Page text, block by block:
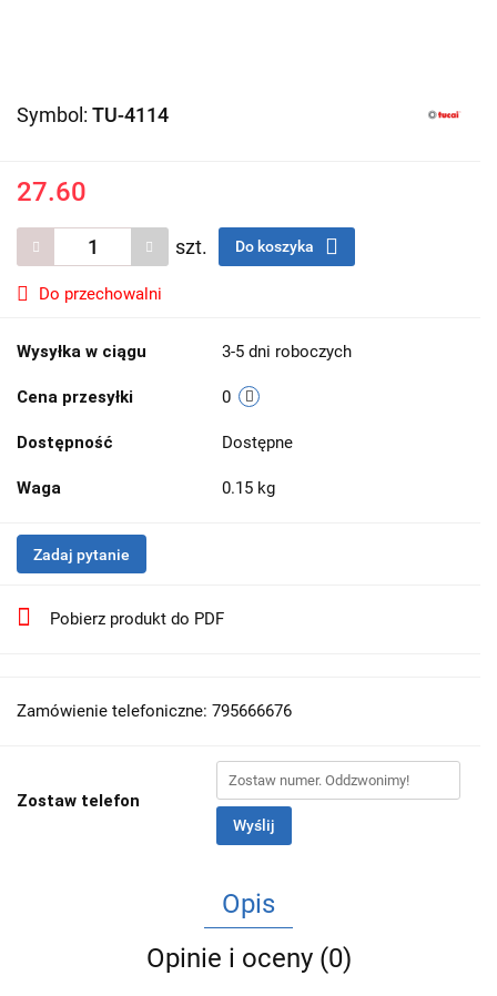
Symbol: TU-4114
27.60
szt. Do koszyka
Do przechowalni
Wysyłka w ciągu 3-5 dni roboczych
Cena przesyłki 0
Dostępność Dostępne
Waga 0.15 kg
Zadaj pytanie
Pobierz produkt do PDF
Zamówienie telefoniczne: 795666676
Zostaw telefon
Wyślij
Opis
Opinie i oceny (0)